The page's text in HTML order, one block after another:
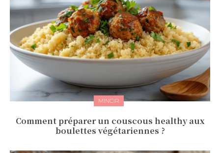
MINCIR
Comment préparer un couscous healthy aux
boulettes végétariennes ?